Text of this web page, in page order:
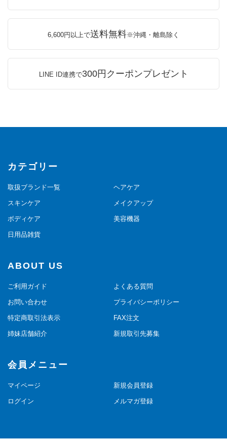
6,600円以上で送料無料※沖縄・離島除く
LINE ID連携で300円クーポンプレゼント
カテゴリー
取扱ブランド一覧 ヘアケア
スキンケア メイクアップ
ボディケア 美容機器
日用品雑貨
ABOUT US
ご利用ガイド よくある質問
お問い合わせ プライバシーポリシー
特定商取引法表示 FAX注文
姉妹店舗紹介 新規取引先募集
会員メニュー
マイページ 新規会員登録
ログイン メルマガ登録